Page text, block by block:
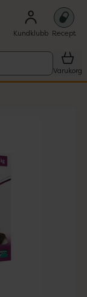
Kundklubb Recept
Varukorg